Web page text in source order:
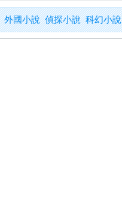
外國小說 偵探小說 科幻小說